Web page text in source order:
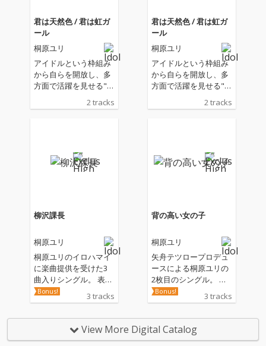
君は天然色 / 君は虹ガ
ール
桐原ユリ
アイドルという枠組み
から自らを開放し、多
方面で活躍を見せる"ま
リ"の新作が遂に登場。
たピアニスト/プロデュ
ーサー、矢舟テツロー
曲「君は天然色」のカ
ヴァーを収録。
2 tracks
君は天然色 / 君は虹ガ
ール
桐原ユリ
アイドルという枠組み
から自らを開放し、多
方面で活躍を見せる"ま
リ"の新作が遂に登場。
たピアニスト/プロデュ
ーサー、矢舟テツロー
曲「君は天然色」のカ
ヴァーを収録。
2 tracks
柳沢課長
桐原ユリ
桐原ユリのイロハマイ
に楽曲提供を受けた3
曲入りシングル。 表題
曲「柳沢課長」は、桐
原自身のOL経験から鬱
れ飛び出していく様を
クールに描いた作品と
Bonus! 3 tracks
背の高い女の子
桐原ユリ
矢舟テツロープロデュ
ースによる桐原ユリの
2枚目のシングル。 表
題曲の今作「背の高い
女の子」は桐原自身の
る高身長の女の子の視
点から描いた前向きな
Bonus! 3 tracks
View More Digital Catalog